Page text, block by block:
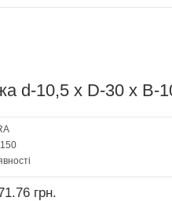
d-10,5 x D-30 x B-
грн.